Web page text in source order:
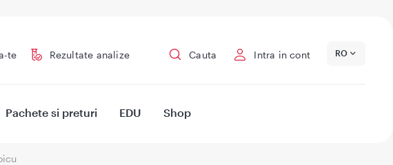
te Rezultate analize Cauta Intra in cont RO
Pachete si preturi EDU Shop